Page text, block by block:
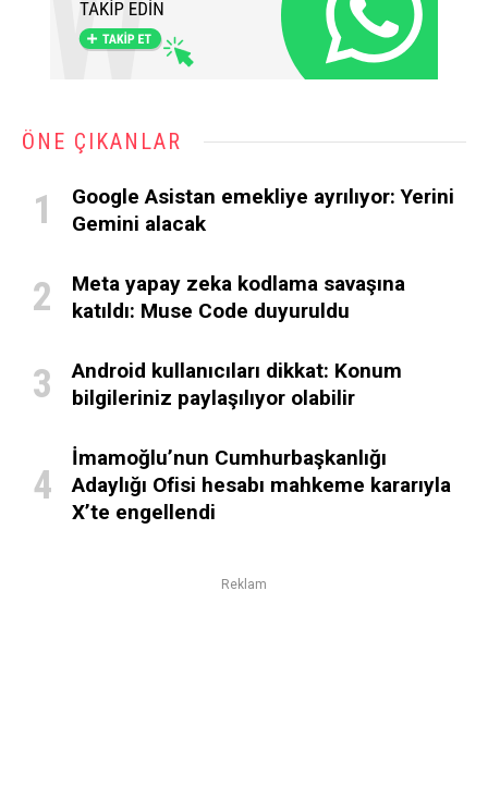
ÖNE ÇIKANLAR
Google Asistan emekliye ayrılıyor: Yerini
Gemini alacak
Meta yapay zeka kodlama savaşına
katıldı: Muse Code duyuruldu
Android kullanıcıları dikkat: Konum
bilgileriniz paylaşılıyor olabilir
İmamoğlu’nun Cumhurbaşkanlığı
Adaylığı Ofisi hesabı mahkeme kararıyla
X’te engellendi
Reklam